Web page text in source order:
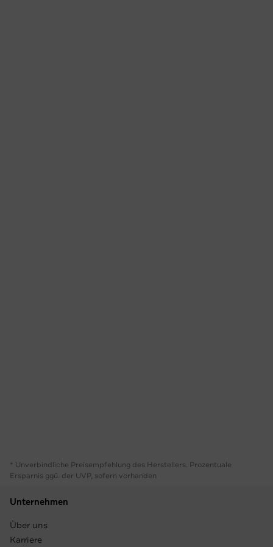
* Unverbindliche Preisempfehlung des Herstellers. Prozentuale
Ersparnis ggü. der UVP, sofern vorhanden
Unternehmen
Über uns
Karriere